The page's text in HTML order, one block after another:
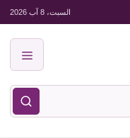
السبت، 8 آب 2026